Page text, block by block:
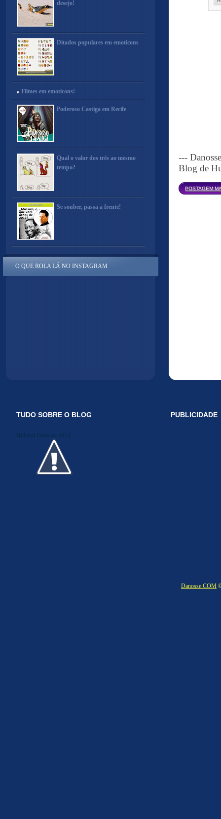
---
Blog de
POSTAGEM
desejo!
Ditados populares em emoticons
Filmes em emoticons!
Poderoso Castiga em Recife
Qual o valor dos três ao mesmo
tempo?
Se souber, passa a frente!
O QUE ROLA LÁ NO INSTAGRAM
TUDO SOBRE O BLOG
Midiakit Danosse 2014
PUBLICIDADE
Danosse.COM